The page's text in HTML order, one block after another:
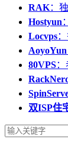
RAK：
Hostyun
Locvps
AoyoYun
80VPS
双ISP住